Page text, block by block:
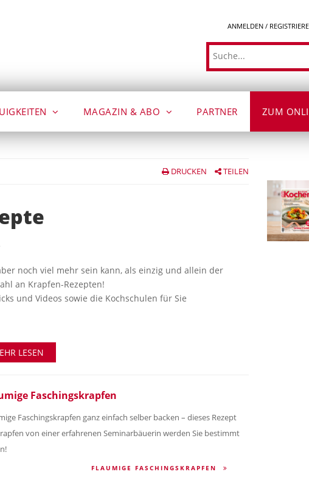
ANMELDEN /
Suche
MAGAZIN & ABO PARTNER ZUM
DRUCKEN TEILEN
noch viel mehr sein kann, als einzig und allein der
an Krapfen-Rezepten!
und Videos sowie die Kochschulen für Sie
LESEN
Faschingskrapfen
Faschingskrapfen ganz einfach selber backen – dieses Rezept
von einer erfahrenen Seminarbäuerin werden Sie bestimmt
FLAUMIGE FASCHINGSKRAPFEN